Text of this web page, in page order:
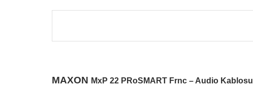
MAXON MxP 22 PRoSMART Frnc – Audio Kablosu